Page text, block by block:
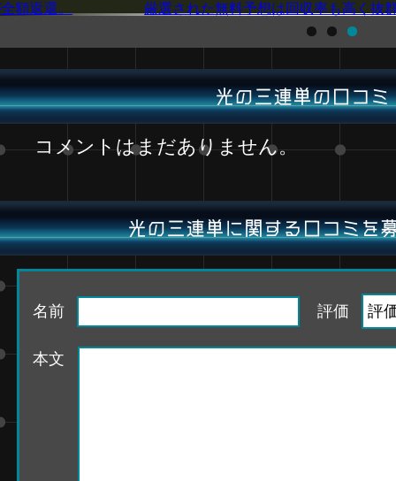
額返還。
厳選された無料予想は回収率も高く抜
光の三連単の口コミ
コメントはまだありません。
光の三連単に関する口コミを
名前 評価
本文